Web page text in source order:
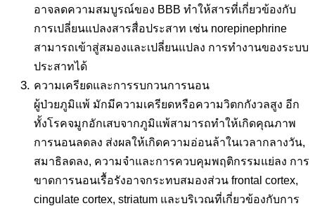
อาจลดความสมบูรณ์ของ BBB ทำให้สารที่เกี่ยวข้องกับ
การเปลี่ยนแปลงสารสื่อประสาท เช่น norepinephrine
สามารถเข้าสู่สมองและเปลี่ยนแปลง การทำงานของระบบ
ประสาทได้
ความเครียดและการรบกวนการนอน
ผู้ป่วยภูมิแพ้ มักมีความเครียดหรือความวิตกกังวลสูง อีก
ทั้งโรคจมูกอักเสบจากภูมิแพ้สามารถทำให้เกิดคุณภาพ
การนอนลดลง ส่งผลให้เกิดความอ่อนล้าในเวลากลางวัน,
สมาธิลดลง, ความจำและการควบคุมพฤติกรรมแย่ลง การ
ขาดการนอนเรื้อรังอาจกระทบสมองส่วน frontal cortex,
cingulate cortex, striatum และบริเวณที่เกี่ยวข้องกับการ